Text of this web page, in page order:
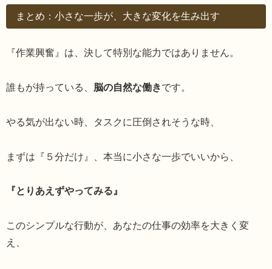
まとめ：小さな一歩が、大きな変化を生み出す
『作業興奮』は、決して特別な能力ではありません。
誰もが持っている、 脳の自然な働きです。
やる気が出ない時、タスクに圧倒されそうな時、
まずは『５分だけ』、本当に小さな一歩でいいから、
『とりあえずやってみる』
このシンプルな行動が、あなたの仕事の効率を大きく変
え、